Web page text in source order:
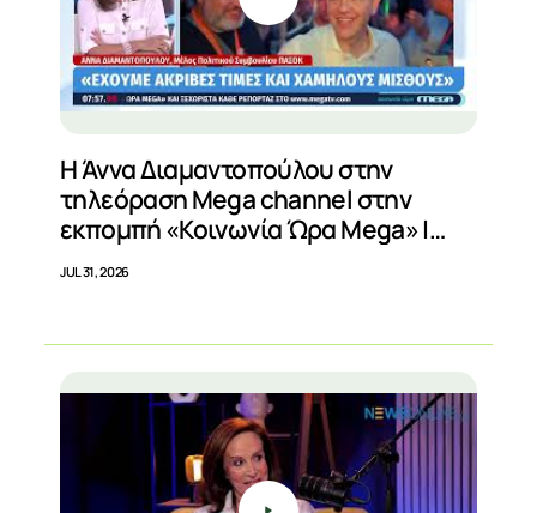
Η Άννα Διαμαντοπούλου στην
τηλεόραση Mega channel στην
εκπομπή «Κοινωνία Ώρα Mega» |
JUL 31, 2026